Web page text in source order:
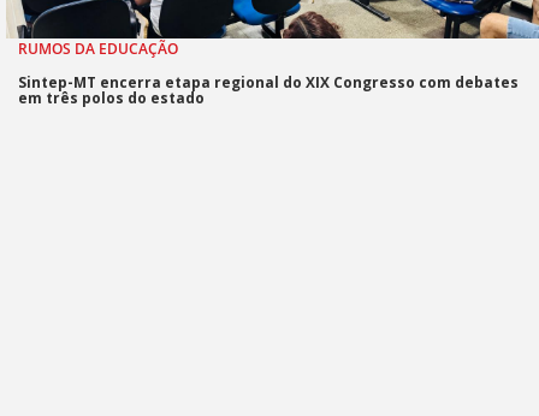
RUMOS DA EDUCAÇÃO
Sintep-MT encerra etapa regional do XIX Congresso com debates
em três polos do estado